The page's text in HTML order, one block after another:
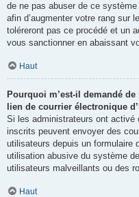
de ne pas abuser de ce
afin d’augmenter votre rang sur
toléreront pas ce procédé et un
vous sanctionner en abaissant
Haut
Pourquoi m’est-il demandé
lien de courrier électronique
Si les administrateurs ont
inscrits peuvent envoyer des
utilisateurs depuis un formulaire
utilisation abusive du système
utilisateurs malveillants ou des
Haut